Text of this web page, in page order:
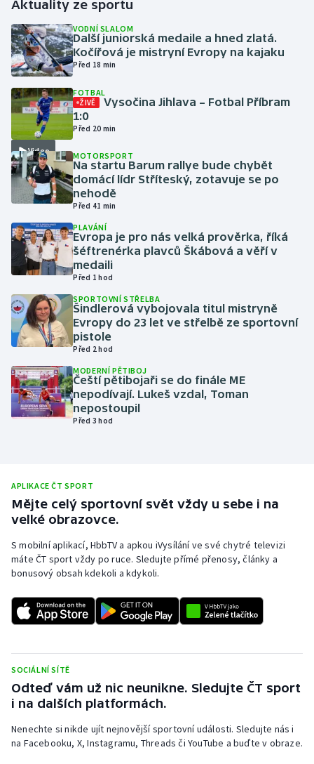
Golf
Gymnastika
Házená
Jezdectví
Judo
Krasobruslení
Lezení
Lyže a snowboard
Moderní pětiboj
Motorsport
Olympijské hry
Parasport
Ragby
Rychlobruslení
Rychlostní kanoistika
Short track
Stolní tenis
Triatlon
Veslování
Aktuality ze sportu
VODNÍ SLALOM
Další juniorská medaile a hned zlatá.
Kočířová je mistryní Evropy na kajaku
Před 18 min
Video
FOTBAL
ŽIVĚ
Vysočina Jihlava – Fotbal Příbram
1:0
Před 20 min
MOTORSPORT
Na startu Barum rallye bude chybět
domácí lídr Stříteský, zotavuje se po
nehodě
Před 41 min
PLAVÁNÍ
Evropa je pro nás velká prověrka, říká
šéftrenérka plavců Škábová a věří v
medaili
Před 1 hod
SPORTOVNÍ STŘELBA
Šindlerová vybojovala titul mistryně
Evropy do 23 let ve střelbě ze sportovní
pistole
Před 2 hod
MODERNÍ PĚTIBOJ
Čeští pětibojaři se do finále ME
nepodívají. Lukeš vzdal, Toman
nepostoupil
Před 3 hod
APLIKACE ČT SPORT
Mějte celý sportovní svět vždy u sebe i na
velké obrazovce.
S mobilní aplikací, HbbTV a apkou iVysílání ve své chytré televizi
máte ČT sport vždy po ruce. Sledujte přímé přenosy, články a
bonusový obsah kdekoli a kdykoli.
SOCIÁLNÍ SÍTĚ
Odteď vám už nic neunikne. Sledujte ČT sport
i na dalších platformách.
Nenechte si nikde ujít nejnovější sportovní události. Sledujte nás i
na Facebooku, X, Instagramu, Threads či YouTube a buďte v obraze.